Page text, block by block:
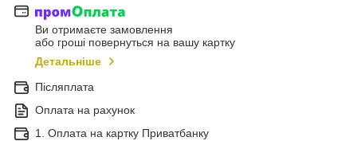
Ви отримаєте замовлення
або гроші повернуться на вашу картку
Детальніше
Післяплата
Оплата на рахунок
1. Оплата на картку Приватбанку